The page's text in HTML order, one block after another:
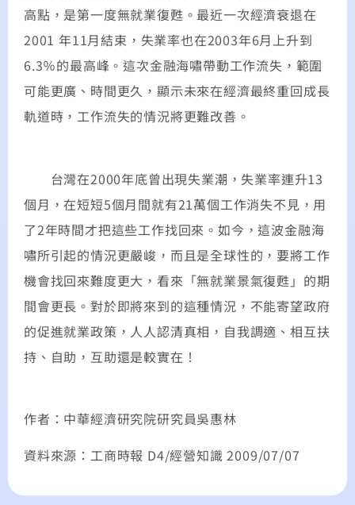
高點，是第一度無就業復甦。最近一次經濟衰退在
2001 年11月結束，失業率也在2003年6月上升到
6.3％的最高峰。這次金融海嘯帶動工作流失，範圍
可能更廣、時間更久，顯示未來在經濟最終重回成長
軌道時，工作流失的情況將更難改善。
台灣在2000年底曾出現失業潮，失業率連升13
個月，在短短5個月間就有21萬個工作消失不見，用
了2年時間才把這些工作找回來。如今，這波金融海
嘯所引起的情況更嚴峻，而且是全球性的，要將工作
機會找回來難度更大，看來「無就業景氣復甦」的期
間會更長。對於即將來到的這種情況，不能寄望政府
的促進就業政策，人人認清真相，自我調適、相互扶
持、自助，互助還是較實在！
作者：中華經濟研究院研究員吳惠林
資料來源：工商時報 D4/經營知識 2009/07/07